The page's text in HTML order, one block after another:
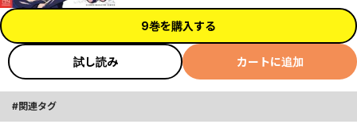
9巻を購入する
試し読み カートに追加
関連タグ